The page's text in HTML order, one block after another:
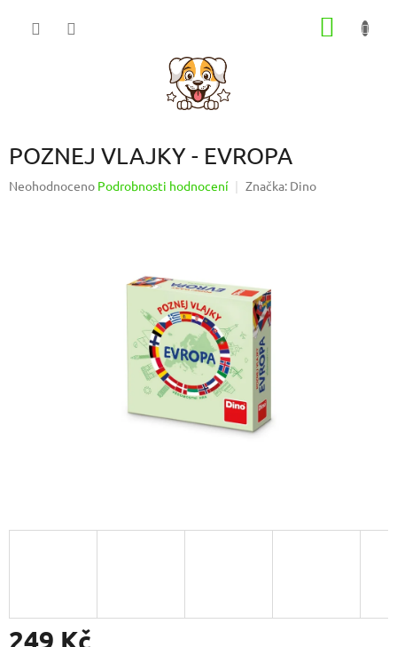
POZNEJ VLAJKY - EVROPA
Průměrné
Neohodnoceno Podrobnosti hodnocení Značka: Dino